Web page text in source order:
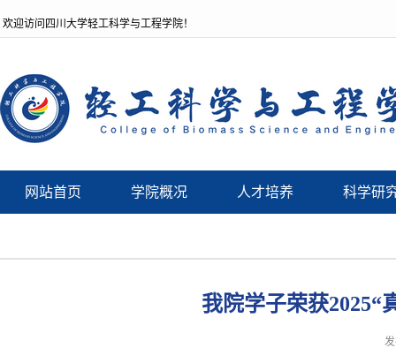
欢迎访问四川大学轻工科学与工程学院！
网站首页 学院概况 人才培养 科学研
我院学子荣获2025“